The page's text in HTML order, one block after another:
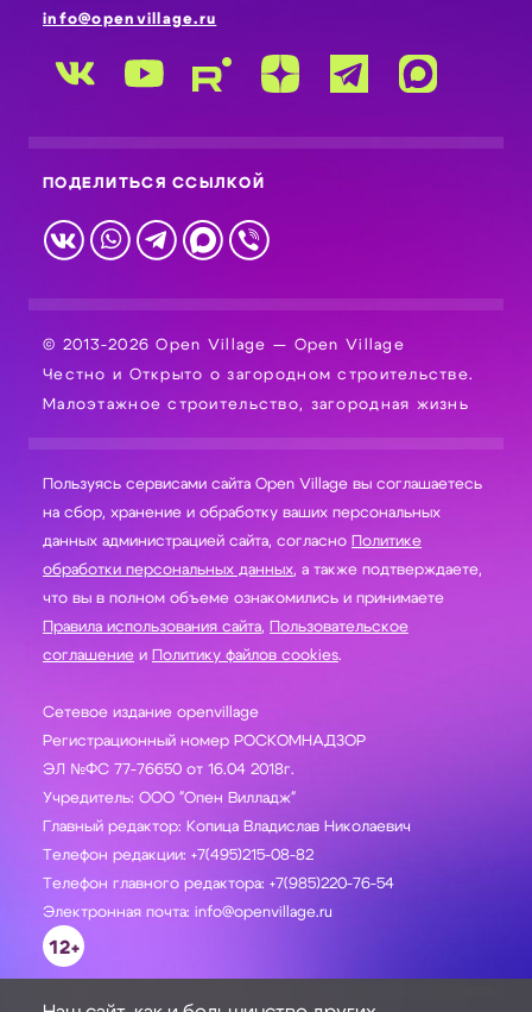
info@openvillage.ru
ПОДЕЛИТЬСЯ ССЫЛКОЙ
© 2013-2026 Open Village — Open Village
Честно и Открыто о загородном строительстве.
Малоэтажное строительство, загородная жизнь
Пользуясь сервисами сайта Open Village вы соглашаетесь
на сбор, хранение и обработку ваших персональных
данных администрацией сайта, согласно Политике
обработки персональных данных, а также подтверждаете,
что вы в полном объеме ознакомились и принимаете
Правила использования сайта, Пользовательское
соглашение и Политику файлов cookies.
Сетевое издание openvillage
Регистрационный номер РОСКОМНАДЗОР
ЭЛ №ФС 77-76650 от 16.04 2018г.
Учредитель: ООО "Опен Вилладж"
Главный редактор: Копица Владислав Николаевич
Телефон редакции: +7(495)215-08-82
Телефон главного редактора: +7(985)220-76-54
Электронная почта: info@openvillage.ru
12+